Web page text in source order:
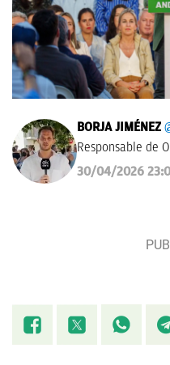
BORJA JIMÉNEZ
Responsable de
30/04/2026